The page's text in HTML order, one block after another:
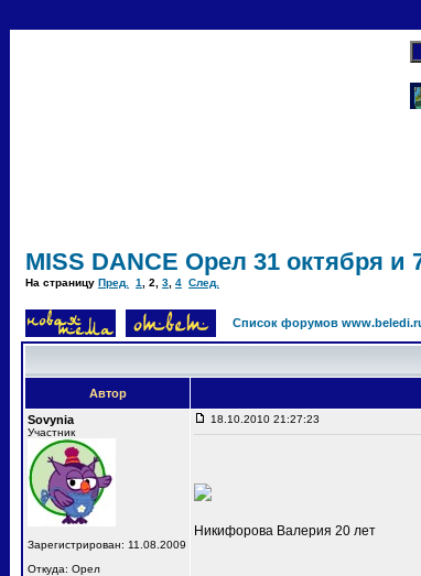
MISS DANCE Орел 31 октября и
На страницу Пред. 1 2 3 4 След.
Список форумов
Автор
Sovynia
Участник
Зарегистрирован: 11.08.2009
Откуда: Орел
18.10.2010 21:27:23
Никифорова Валерия 20 лет